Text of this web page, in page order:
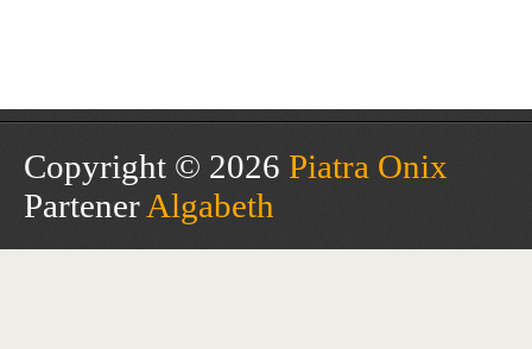
Copyright © 2026 Piatra Onix
Partener Algabeth